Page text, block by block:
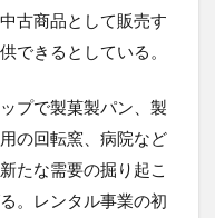
古商品として販売す
できるとしている。
プで製菓製パン、製
の回転窯、病院など
たな需要の掘り起こ
。レンタル事業の初